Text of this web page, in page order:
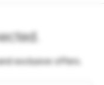
exclusive offers.